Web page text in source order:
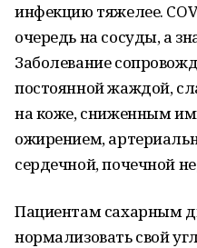
инфекцию тяжелее.
очередь на сосуды, а
Заболевание
постоянной жаждой,
на коже, сниженным
ожирением,
сердечной, почечной
Пациентам сахарным
нормализовать свой